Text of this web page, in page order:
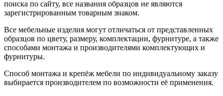
поиска по сайту, все названия образцов не являются
зарегистрированным товарным знаком.
Все мебельные изделия могут отличаться от представленных
образцов по цвету, размеру, комплектации, фурнитуре, а также
способами монтажа и производителями комплектующих и
фурнитуры.
Способ монтажа и крепёж мебели по индивидуальному заказу
выбирается производителем по возможности её применения.